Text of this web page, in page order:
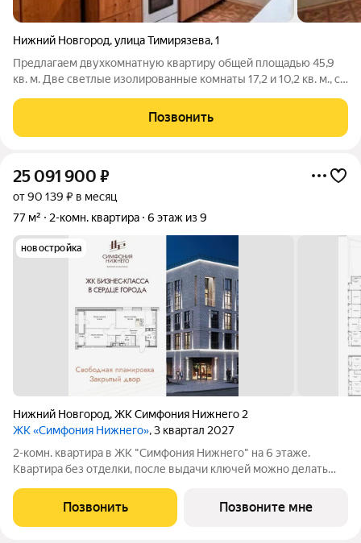
Нижний Новгород,улица Тимирязева,1
Предлагаем двухкомнатную квартиру общей площадью 45,9
кв. м. Две светлые изолированные комнаты 17,2 и 10,2 кв. м., с
к центру и тихий, спокойный район. В шаговой доступности
детские сады №
Позвонить
25 091 900 ₽
от 90 139 ₽ в месяц
77 м²
2-комн. квартира 6 этаж из 9
новостройка
Нижний Новгород,ЖК Симфония Нижнего 2
ЖК «Симфония Нижнего», 3 квартал 2027
2-комн. квартира в ЖК "Симфония Нижнего" на 6 этаже.
Квартира без отделки, после выдачи ключей можно делать
просторной кухни-столовой: 22 кв.м. Квартира угловая, окна
oбecпeчивaют
Позвонить Позвоните мне